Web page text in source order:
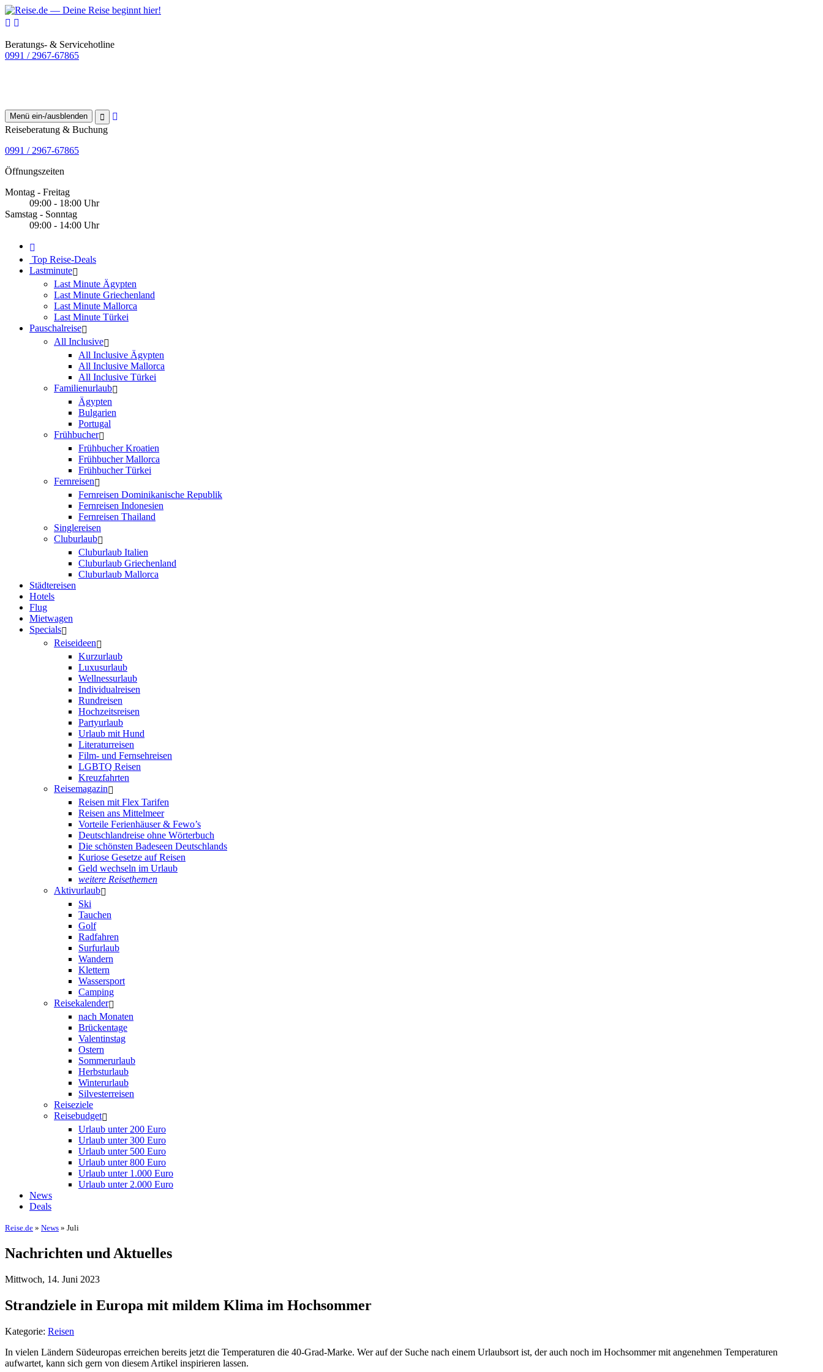
Beratungs- & Servicehotline
0991 / 2967-67865
Menü ein-/ausblenden
Reiseberatung & Buchung
0991 / 2967-67865
Öffnungszeiten
Montag - Freitag
09:00 - 18:00 Uhr
Samstag - Sonntag
09:00 - 14:00 Uhr
Top Reise-Deals
Lastminute
Last Minute Ägypten
Last Minute Griechenland
Last Minute Mallorca
Last Minute Türkei
Pauschalreise
All Inclusive
All Inclusive Ägypten
All Inclusive Mallorca
All Inclusive Türkei
Familienurlaub
Ägypten
Bulgarien
Portugal
Frühbucher
Frühbucher Kroatien
Frühbucher Mallorca
Frühbucher Türkei
Fernreisen
Fernreisen Dominikanische Republik
Fernreisen Indonesien
Fernreisen Thailand
Singlereisen
Cluburlaub
Cluburlaub Italien
Cluburlaub Griechenland
Cluburlaub Mallorca
Städtereisen
Hotels
Flug
Mietwagen
Specials
Reiseideen
Kurzurlaub
Luxusurlaub
Wellnessurlaub
Individualreisen
Rundreisen
Hochzeitsreisen
Partyurlaub
Urlaub mit Hund
Literaturreisen
Film- und Fernsehreisen
LGBTQ Reisen
Kreuzfahrten
Reisemagazin
Reisen mit Flex Tarifen
Reisen ans Mittelmeer
Vorteile Ferienhäuser & Fewo’s
Deutschlandreise ohne Wörterbuch
Die schönsten Badeseen Deutschlands
Kuriose Gesetze auf Reisen
Geld wechseln im Urlaub
weitere Reisethemen
Aktivurlaub
Ski
Tauchen
Golf
Radfahren
Surfurlaub
Wandern
Klettern
Wassersport
Camping
Reisekalender
nach Monaten
Brückentage
Valentinstag
Ostern
Sommerurlaub
Herbsturlaub
Winterurlaub
Silvesterreisen
Reiseziele
Reisebudget
Urlaub unter 200 Euro
Urlaub unter 300 Euro
Urlaub unter 500 Euro
Urlaub unter 800 Euro
Urlaub unter 1.000 Euro
Urlaub unter 2.000 Euro
News
Deals
Reise.de » News » Juli
Nachrichten und Aktuelles
Mittwoch, 14. Juni 2023
Strandziele in Europa mit mildem Klima im Hochsommer
Kategorie: Reisen
In vielen Ländern Südeuropas erreichen bereits jetzt die Temperaturen die 40-Grad-Marke. Wer auf der Suche nach einem Urlaubsort ist, der auch noch im Hochsommer mit angenehmen Temperaturen
aufwartet, kann sich gern von diesem Artikel inspirieren lassen.